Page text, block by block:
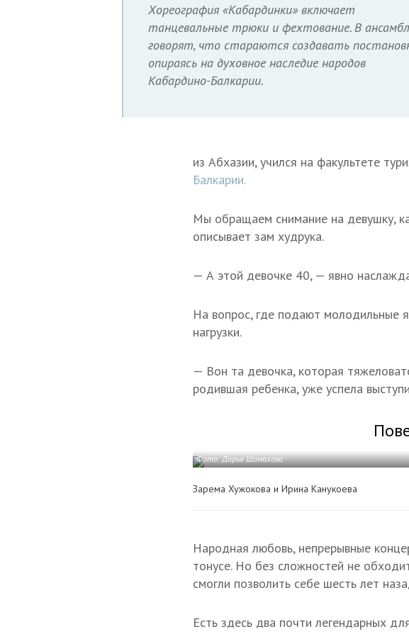
Хореография «Кабардинки» включает
танцевальные трюки и фехтование. В
говорят, что стараются создавать
опираясь на духовное наследие народов
Кабардино-Балкарии.
из Абхазии, учился на факультете
Балкарии.
Мы обращаем снимание на девушку,
описывает зам худрука.
— А этой девочке 40, — явно
На вопрос, где подают молодильные
нагрузки.
— Вон та девочка, которая
родившая ребенка, уже успела
Фото: Дарья Шомахова
Зарема Хужокова и Ирина Канукоева
Народная любовь, непрерывные
тонусе. Но без сложностей не
смогли позволить себе шесть лет
Есть здесь два почти легендарных